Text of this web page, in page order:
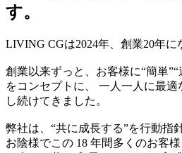
す。
LIVING CGは2024年、創業20年に
創業以来ずっと、お客様に“簡単
をコンセプトに、 一人一人に最
し続けてきました。
弊社は、“共に成長する”を行動指
お陰様でこの 18 年間多くのお客